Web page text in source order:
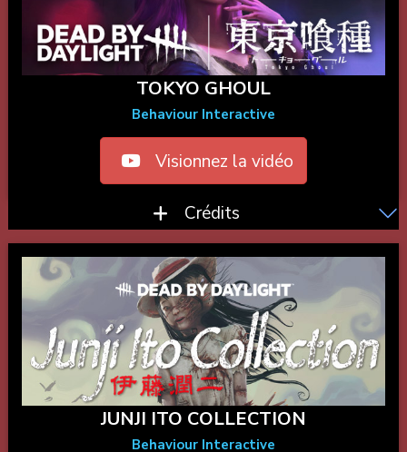
TOKYO GHOUL
Behaviour Interactive
Visionnez la vidéo
Crédits
JUNJI ITO COLLECTION
Behaviour Interactive